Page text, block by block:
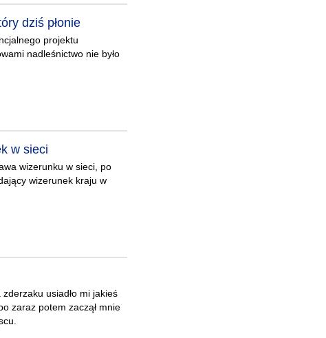
dziś płonie
projektu
nadleśnictwo nie było
w sieci
wizerunku w sieci, po
wizerunek kraju w
usiadło mi jakieś
zaraz potem zaczął mnie